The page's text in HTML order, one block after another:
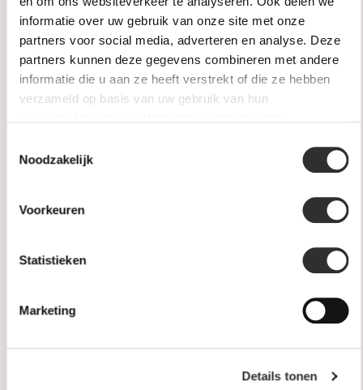
informatie over uw gebruik van onze site met onze
partners voor social media, adverteren en analyse. Deze
partners kunnen deze gegevens combineren met andere
informatie die u aan ze heeft verstrekt of die ze hebben
verzameld op basis van uw gebruik van hun
Noodzakelijk
Voorkeuren
Statistieken
Marketing
Details tonen
Monzario Links Armband
€1.795,00